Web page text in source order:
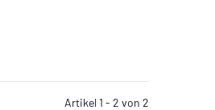
Artikel 1 - 2 von 2